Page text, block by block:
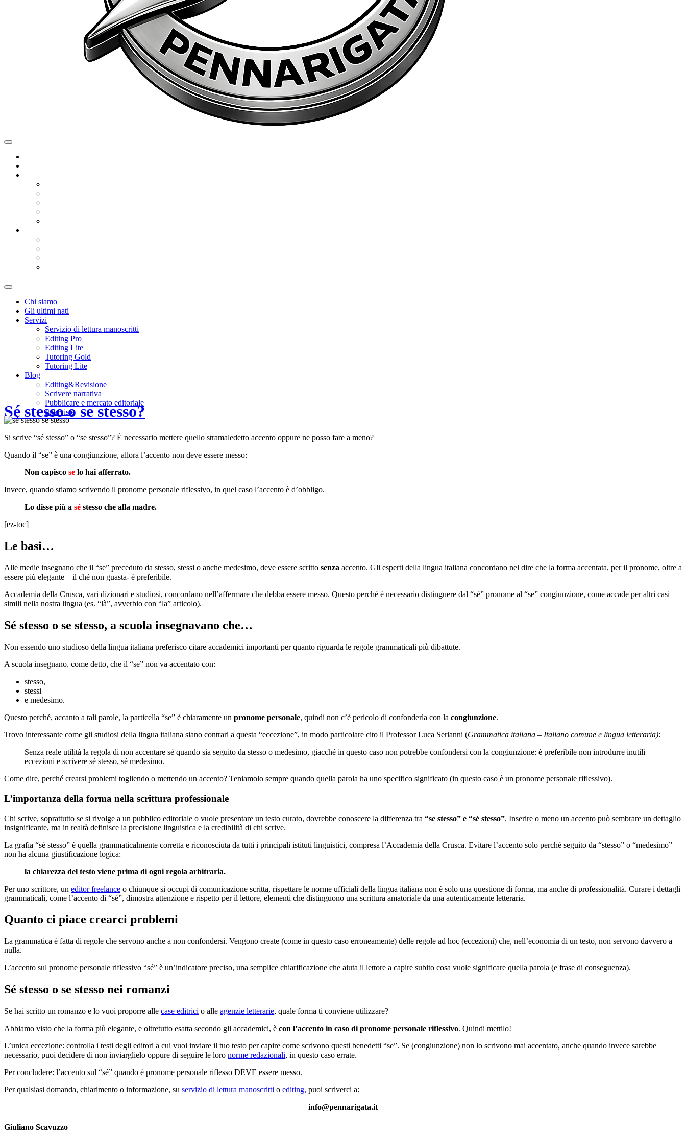
Attiva/disattiva
campo
ricerca
Chi siamo
Gli ultimi nati
Servizi
Servizio di lettura manoscritti
Editing Pro
Editing Lite
Tutoring Gold
Tutoring Lite
Blog
Editing&Revisione
Scrivere narrativa
Pubblicare e mercato editoriale
Interviste
Sé stesso o se stesso?
Si scrive “sé stesso” o “se stesso”? È necessario mettere quello stramaledetto accento oppure ne posso fare a meno?
Quando il “se” è una congiunzione, allora l’accento non deve essere messo:
Non capisco se lo hai afferrato.
Invece, quando stiamo scrivendo il pronome personale riflessivo, in quel caso l’accento è d’obbligo.
Lo disse più a sé stesso che alla madre.
[ez-toc]
Le basi…
Alle medie insegnano che il “se” preceduto da stesso, stessi o anche medesimo, deve essere scritto senza accento. Gli esperti della lingua italiana concordano nel dire che la forma accentata, per il pronome, oltre a
essere più elegante – il ché non guasta- è preferibile.
Accademia della Crusca, vari dizionari e studiosi, concordano nell’affermare che debba essere messo. Questo perché è necessario distinguere dal “sé” pronome al “se” congiunzione, come accade per altri casi
simili nella nostra lingua (es. “là”, avverbio con “la” articolo).
Sé stesso o se stesso, a scuola insegnavano che…
Non essendo uno studioso della lingua italiana preferisco citare accademici importanti per quanto riguarda le regole grammaticali più dibattute.
A scuola insegnano, come detto, che il “se” non va accentato con:
stesso,
stessi
e medesimo.
Questo perché, accanto a tali parole, la particella “se” è chiaramente un pronome personale, quindi non c’è pericolo di confonderla con la congiunzione.
Trovo interessante come gli studiosi della lingua italiana siano contrari a questa “eccezione”, in modo particolare cito il Professor Luca Serianni (Grammatica italiana – Italiano comune e lingua letteraria):
Senza reale utilità la regola di non accentare sé quando sia seguito da stesso o medesimo, giacché in questo caso non potrebbe confondersi con la congiunzione: è preferibile non introdurre inutili
eccezioni e scrivere sé stesso, sé medesimo.
Come dire, perché crearsi problemi togliendo o mettendo un accento? Teniamolo sempre quando quella parola ha uno specifico significato (in questo caso è un pronome personale riflessivo).
L’importanza della forma nella scrittura professionale
Chi scrive, soprattutto se si rivolge a un pubblico editoriale o vuole presentare un testo curato, dovrebbe conoscere la differenza tra “se stesso” e “sé stesso”. Inserire o meno un accento può sembrare un dettaglio
insignificante, ma in realtà definisce la precisione linguistica e la credibilità di chi scrive.
La grafia “sé stesso” è quella grammaticalmente corretta e riconosciuta da tutti i principali istituti linguistici, compresa l’Accademia della Crusca. Evitare l’accento solo perché seguito da “stesso” o “medesimo”
non ha alcuna giustificazione logica:
la chiarezza del testo viene prima di ogni regola arbitraria.
Per uno scrittore, un editor freelance o chiunque si occupi di comunicazione scritta, rispettare le norme ufficiali della lingua italiana non è solo una questione di forma, ma anche di professionalità. Curare i dettagli
grammaticali, come l’accento di “sé”, dimostra attenzione e rispetto per il lettore, elementi che distinguono una scrittura amatoriale da una autenticamente letteraria.
Quanto ci piace crearci problemi
La grammatica è fatta di regole che servono anche a non confondersi. Vengono create (come in questo caso erroneamente) delle regole ad hoc (eccezioni) che, nell’economia di un testo, non servono davvero a
nulla.
L’accento sul pronome personale riflessivo “sé” è un’indicatore preciso, una semplice chiarificazione che aiuta il lettore a capire subito cosa vuole significare quella parola (e frase di conseguenza).
Sé stesso o se stesso nei romanzi
Se hai scritto un romanzo e lo vuoi proporre alle case editrici o alle agenzie letterarie, quale forma ti conviene utilizzare?
Abbiamo visto che la forma più elegante, e oltretutto esatta secondo gli accademici, è con l’accento in caso di pronome personale riflessivo. Quindi mettilo!
L’unica eccezione: controlla i testi degli editori a cui vuoi inviare il tuo testo per capire come scrivono questi benedetti “se”. Se (congiunzione) non lo scrivono mai accentato, anche quando invece sarebbe
necessario, puoi decidere di non inviarglielo oppure di seguire le loro norme redazionali, in questo caso errate.
Per concludere: l’accento sul “sé” quando è pronome personale riflesso DEVE essere messo.
Per qualsiasi domanda, chiarimento o informazione, su servizio di lettura manoscritti o editing, puoi scriverci a:
info@pennarigata.it
Giuliano Scavuzzo